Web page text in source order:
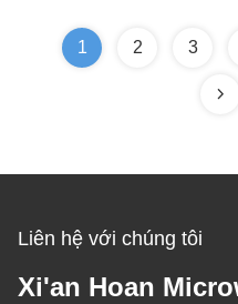
thăng)
1 2 3
Liên hệ với chúng tôi
Xi'an Hoan